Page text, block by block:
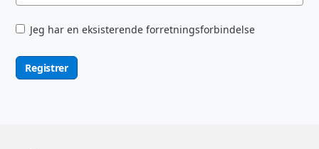
Jeg har en eksisterende forretningsforbindelse
Registrer